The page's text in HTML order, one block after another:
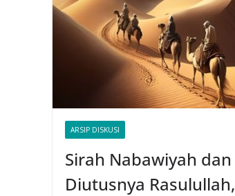
ARSIP DISKUSI
Sirah Nabawiyah dan
Diutusnya Rasulullah,